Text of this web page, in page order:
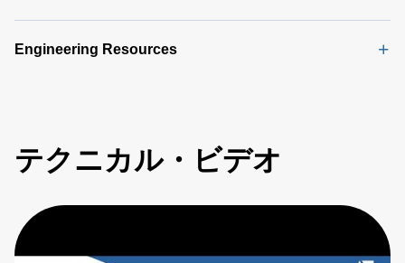
Engineering Resources
テクニカル・ビデオ